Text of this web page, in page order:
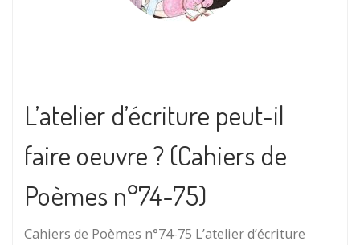
L’atelier d’écriture peut-il
faire oeuvre ? (Cahiers de
Poèmes n°74-75)
Cahiers de Poèmes n°74-75 L’atelier d’écriture